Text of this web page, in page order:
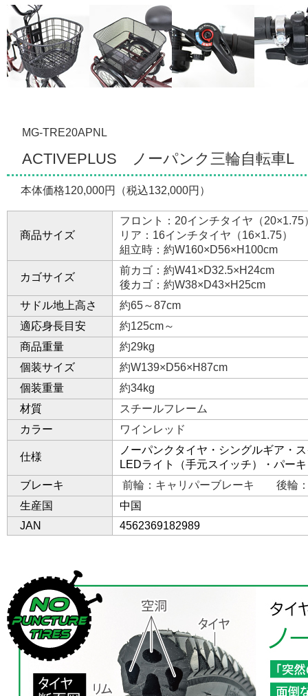
MG-TRE20APNL
ACTIVEPLUS ノーパンク三輪自転車L
本体価格120,000円（税込132,000円）
商品サイズ
フロント：20インチタイヤ（20×1.75
リア：16インチタイヤ（16×1.75）
組立時：約W160×D56×H100cm
カゴサイズ
前カゴ：約W41×D32.5×H24cm
後カゴ：約W38×D43×H25cm
サドル地上高さ
約65～87cm
適応身長目安
約125cm～
商品重量
約29kg
個装サイズ
約W139×D56×H87cm
個装重量
約34kg
材質
スチールフレーム
カラー
ワインレッド
仕様
ノーパンクタイヤ・シングルギア・
LEDライト（手元スイッチ）・パー
ブレーキ
前輪：キャリパーブレーキ 後輪：
生産国
中国
JAN
4562369182989